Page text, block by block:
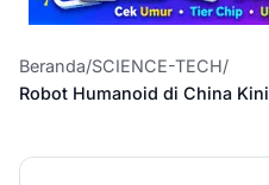
Beranda/SCIENCE-TECH/
Robot Humanoid di China